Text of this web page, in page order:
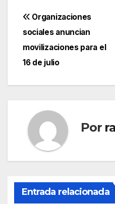
Navegación
de
entradas
Organizaciones
sociales anuncian
movilizaciones para el
16 de julio
Por
Entrada relacionada